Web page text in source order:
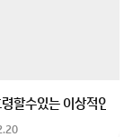
임을 하는 중에 컨트
할수있는 이상적인 몸